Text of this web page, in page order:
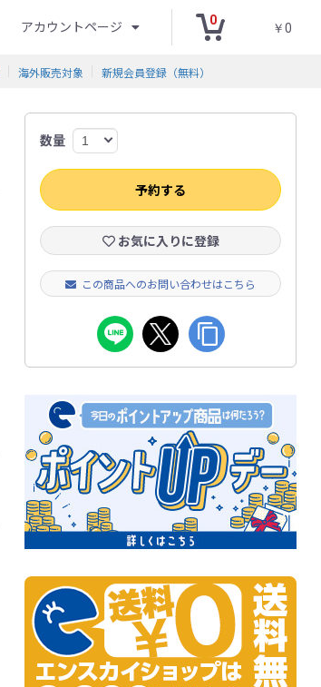
アカウントページ 0
￥0
海外販売対象 新規会員登録（無料）
数量
予約する
お気に入りに登録
この商品へのお問い合わせはこちら